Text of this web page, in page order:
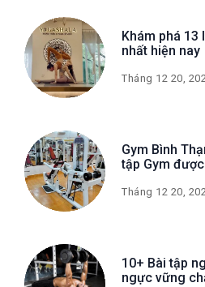
Khám phá 13
nhất hiện nay
Tháng 12 20,
Gym Bình
tập Gym
Tháng 12 20,
10+ Bài tập
ngực vững